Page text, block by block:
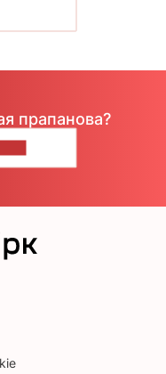
прапанова?